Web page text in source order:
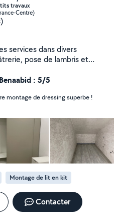
travaux
Centre)
pose de lambris et
/ déchargement de
: 5/5
montage de dressing superbe !
Montage de lit en kit
Contacter